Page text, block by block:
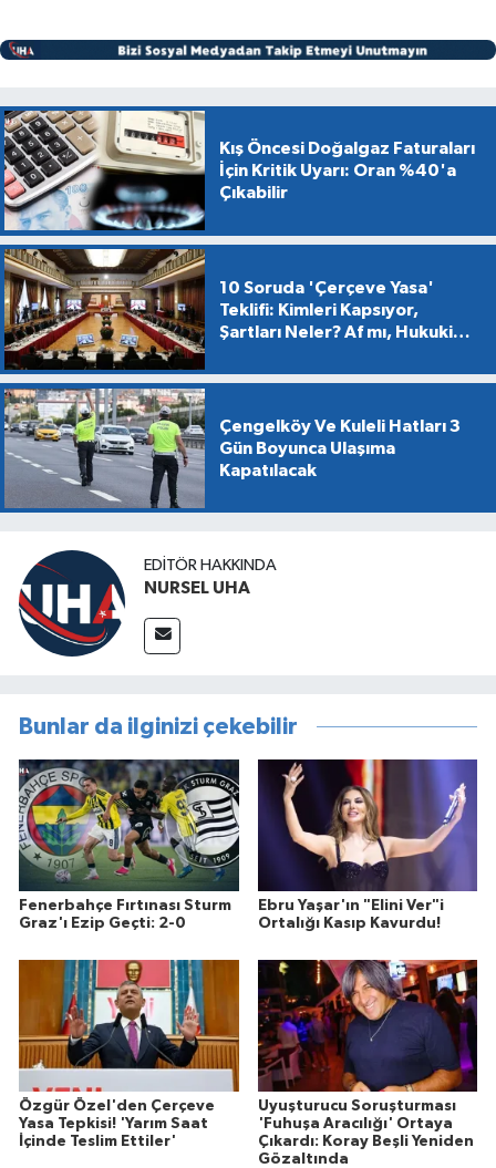
Kış Öncesi Doğalgaz Faturaları
İçin Kritik Uyarı: Oran %40'a
Çıkabilir
10 Soruda 'Çerçeve Yasa'
Teklifi: Kimleri Kapsıyor,
Şartları Neler? Af mı, Hukuki
Çengelköy Ve Kuleli Hatları 3
Gün Boyunca Ulaşıma
Kapatılacak
EDITÖR HAKKINDA
NURSEL UHA
Bunlar da ilginizi çekebilir
Fenerbahçe Fırtınası Sturm
Graz'ı Ezip Geçti: 2-0
Ebru Yaşar'ın "Elini Ver"i
Ortalığı Kasıp Kavurdu!
Özgür Özel'den Çerçeve
Yasa Tepkisi! 'Yarım Saat
İçinde Teslim Ettiler'
Uyuşturucu Soruşturması
'Fuhuşa Aracılığı' Ortaya
Çıkardı: Koray Beşli Yeniden
Gözaltında